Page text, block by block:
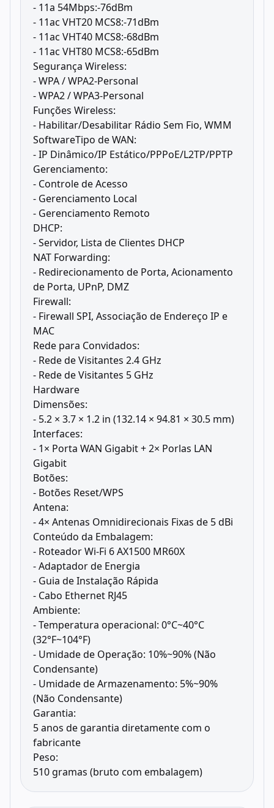
- 11a 54Mbps:-76dBm
- 11ac VHT20 MCS8:-71dBm
- 11ac VHT40 MCS8:-68dBm
- 11ac VHT80 MCS8:-65dBm
Segurança Wireless:
- WPA / WPA2-Personal
- WPA2 / WPA3-Personal
Funções Wireless:
- Habilitar/Desabilitar Rádio Sem Fio, WMM
SoftwareTipo de WAN:
- IP Dinâmico/IP Estático/PPPoE/L2TP/PPTP
Gerenciamento:
- Controle de Acesso
- Gerenciamento Local
- Gerenciamento Remoto
DHCP:
- Servidor, Lista de Clientes DHCP
NAT Forwarding:
- Redirecionamento de Porta, Acionamento
de Porta, UPnP, DMZ
Firewall:
- Firewall SPI, Associação de Endereço IP e
MAC
Rede para Convidados:
- Rede de Visitantes 2.4 GHz
- Rede de Visitantes 5 GHz
Hardware
Dimensões:
- 5.2 × 3.7 × 1.2 in (132.14 × 94.81 × 30.5 mm)
Interfaces:
- 1× Porta WAN Gigabit + 2× Porlas LAN
Gigabit
Botões:
- Botões Reset/WPS
Antena:
- 4× Antenas Omnidirecionais Fixas de 5 dBi
Conteúdo da Embalagem:
- Roteador Wi-Fi 6 AX1500 MR60X
- Adaptador de Energia
- Guia de Instalação Rápida
- Cabo Ethernet RJ45
Ambiente:
- Temperatura operacional: 0°C~40°C
(32°F~104°F)
- Umidade de Operação: 10%~90% (Não
Condensante)
- Umidade de Armazenamento: 5%~90%
(Não Condensante)
Garantia:
5 anos de garantia diretamente com o
fabricante
Peso:
510 gramas (bruto com embalagem)